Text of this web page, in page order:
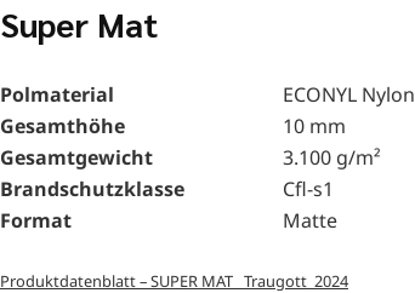
Super Mat
Polmaterial
Gesamthöhe
Gesamtgewicht
Brandschutzklasse
Format
ECONYL Nylon
10 mm
3.100 g/m²
Cfl-s1
Matte
Produktdatenblatt – SUPER MAT _Traugott_2024